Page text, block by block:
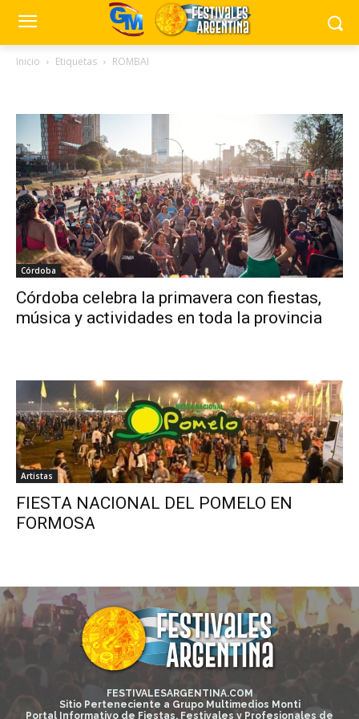
Inicio Etiquetas ROMBAI
Córdoba
Córdoba celebra la primavera con fiestas,
música y actividades en toda la provincia
Artistas
FIESTA NACIONAL DEL POMELO EN
FORMOSA
FESTIVALESARGENTINA.COM
Sitio Perteneciente a Grupo Multimedios Monti
Portal Informativo de Fiestas, Festivales y Profesionales de